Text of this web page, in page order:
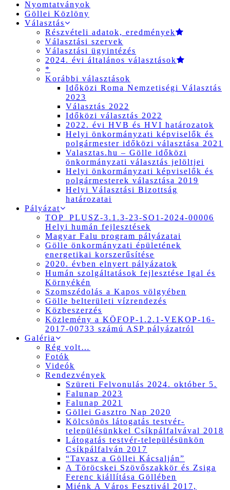
Nyomtatványok
Göllei Közlöny
Választás
Részvételi adatok, eredmények
Választási szervek
Választási ügyintézés
2024. évi általános választások
*
Korábbi választások
Időközi Roma Nemzetiségi Választás
2023
Választás 2022
Időközi választás 2022
2022. évi HVB és HVI határozatok
Helyi önkormányzati képviselők és
polgármester időközi választása 2021
Valasztas.hu – Gölle időközi
önkormányzati választás jelöltjei
Helyi önkormányzati képviselők és
polgármesterek választása 2019
Helyi Választási Bizottság
határozatai
Pályázat
TOP_PLUSZ-3.1.3-23-SO1-2024-00006
Helyi humán fejlesztések
Magyar Falu program pályázatai
Gölle önkormányzati épületének
energetikai korszerűsítése
2020. évben elnyert pályázatok
Humán szolgáltatások fejlesztése Igal és
Környékén
Szomszédolás a Kapos völgyében
Gölle belterületi vízrendezés
Közbeszerzés
Közlemény a KÖFOP-1.2.1-VEKOP-16-
2017-00733 számú ASP pályázatról
Galéria
Rég volt…
Fotók
Videók
Rendezvények
Szüreti Felvonulás 2024. október 5.
Falunap 2023
Falunap 2021
Göllei Gasztro Nap 2020
Kölcsönös látogatás testvér-
településünkkel Csíkpálfalvával 2018
Látogatás testvér-településünkön
Csíkpálfalván 2017
“Tavasz a Göllei Kácsalján”
A Töröcskei Szövőszakkör és Zsiga
Ferenc kiállítása Göllében
Miénk A Város Fesztivál 2017,